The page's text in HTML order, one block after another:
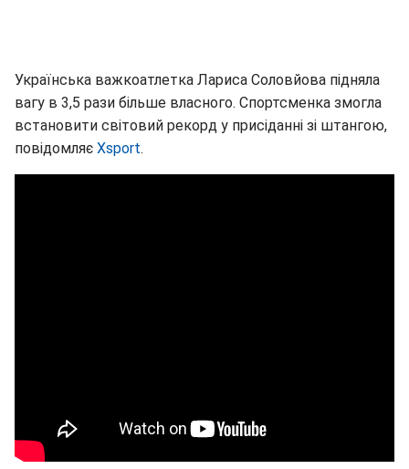
Українська важкоатлетка Лариса Соловйова підняла
вагу в 3,5 рази більше власного. Спортсменка змогла
встановити світовий рекорд у присіданні зі штангою,
повідомляє Xsport.